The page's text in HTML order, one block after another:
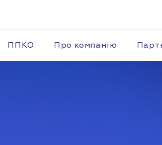
ППКО Про компанію